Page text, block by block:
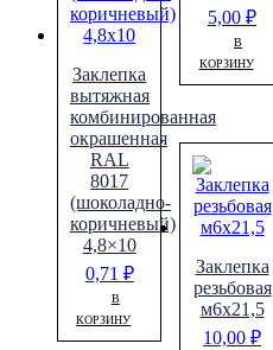
Заклепка
вытяжная
комбинированная
окрашенная
RAL
8017
(шоколадно-
коричневый)
4,8×10
0,71 ₽
В
КОРЗИНУ
5,00₽
В
КОРЗИНУ
Заклепка
резьбовая
м6х21,5
10,00₽